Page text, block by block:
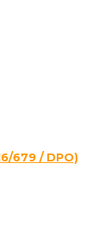
679 / DPO)